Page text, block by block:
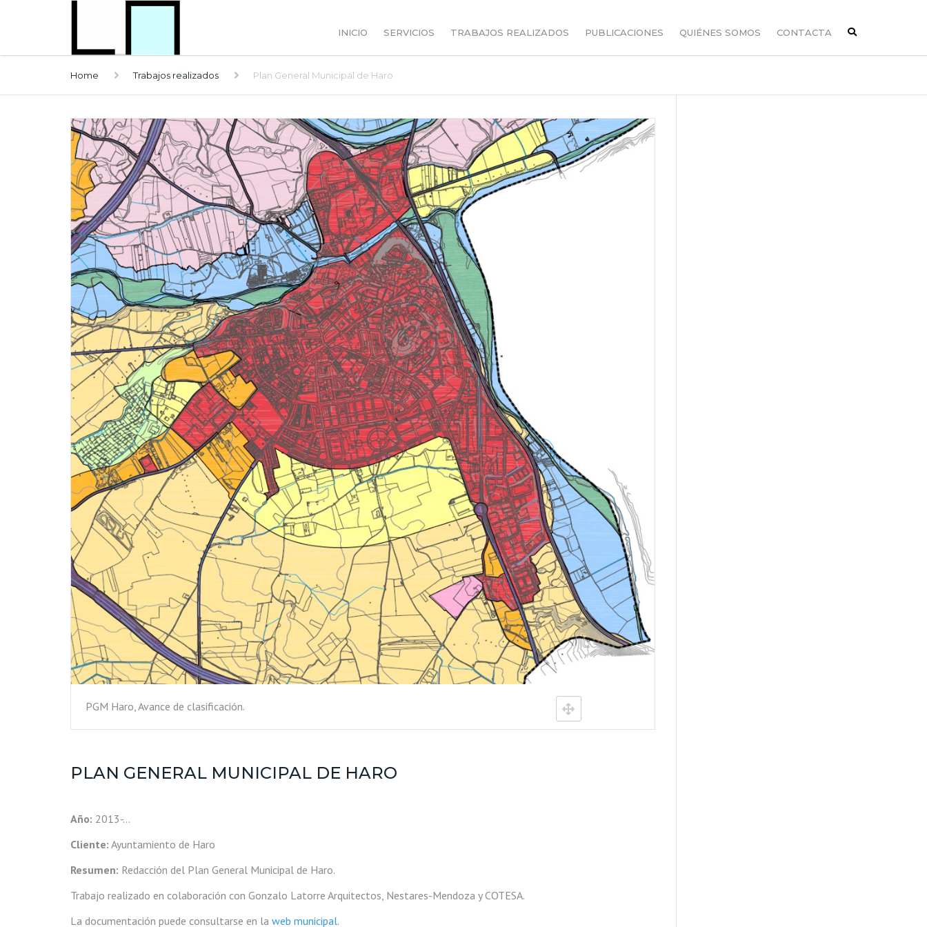
INICIO SERVICIOS TRABAJOS REALIZADOS PUBLICACIONES QUIÉNES SOMOS CONTACTA
Home Trabajos realizados Plan General Municipal de Haro
PGM Haro, Avance de clasificación.
PLAN GENERAL MUNICIPAL DE HARO
Año: 2013-…
Cliente: Ayuntamiento de Haro
Resumen: Redacción del Plan General Municipal de Haro.
Trabajo realizado en colaboración con Gonzalo Latorre Arquitectos, Nestares-Mendoza y COTESA.
La documentación puede consultarse en la web municipal.